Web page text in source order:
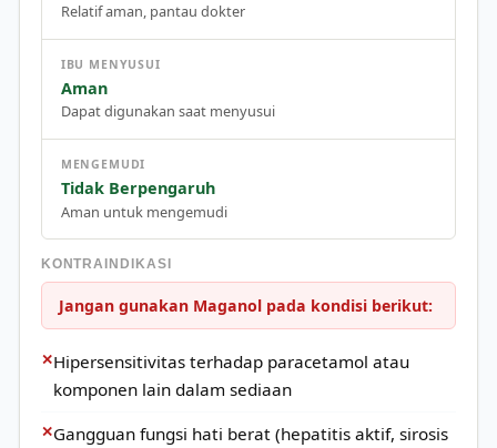
Relatif aman, pantau dokter
IBU MENYUSUI
Aman
Dapat digunakan saat menyusui
MENGEMUDI
Tidak Berpengaruh
Aman untuk mengemudi
KONTRAINDIKASI
Jangan gunakan Maganol pada kondisi berikut:
✕Hipersensitivitas terhadap paracetamol atau
komponen lain dalam sediaan
✕Gangguan fungsi hati berat (hepatitis aktif, sirosis